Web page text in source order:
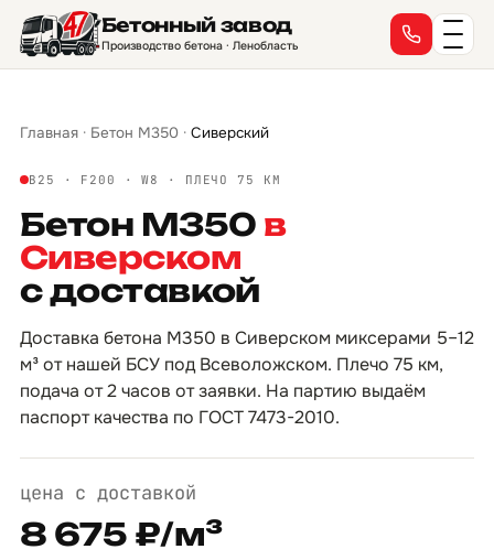
Бетонный завод
Производство бетона · Ленобласть
Главная · Бетон М350 · Сиверский
B25 · F200 · W8 · ПЛЕЧО 75 КМ
Бетон М350 в
Сиверском
с доставкой
Доставка бетона М350 в Сиверском миксерами 5–12
м³ от нашей БСУ под Всеволожском. Плечо 75 км,
подача от 2 часов от заявки. На партию выдаём
паспорт качества по ГОСТ 7473-2010.
цена с доставкой
8 675 ₽/м³